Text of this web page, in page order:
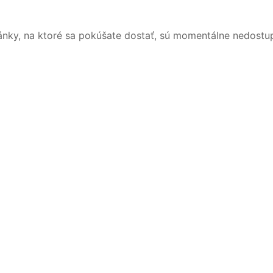
na ktoré sa pokúšate dostať, sú momentálne